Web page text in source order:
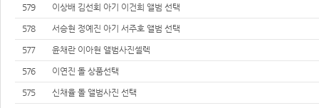
579 이상배 김선회 아기 이건희 앨범 선택
578 서승현 정예진 아기 서주호 앨범 선택
577 윤채란 이아현 앨범사진셀렉
576 이연진 돌 상품선택
575 신채율 돌 앨범사진 선택